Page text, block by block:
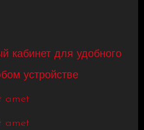
кабинет для удобного
устройстве
amet
amet